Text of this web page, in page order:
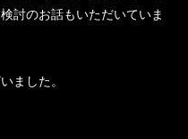
討のお話もいただいていま
ました。